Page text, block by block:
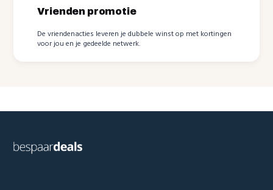
Vrienden promotie
De vriendenacties leveren je dubbele winst op met kortingen
voor jou en je gedeelde netwerk.